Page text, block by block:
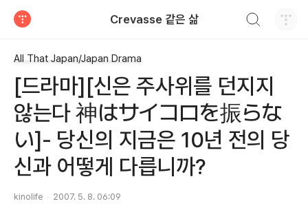
Crevasse 같은 삶
All That Japan/Japan Drama
[드라마][신은 주사위를 던지지
않는다 神はサイコロを振らな
い]- 당신의 지금은 10년 전의 당
신과 어떻게 다릅니까?
kinolife 2007. 5. 8. 06:09